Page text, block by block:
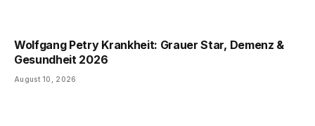
Wolfgang Petry Krankheit: Grauer Star, Demenz &
Gesundheit 2026
August 10, 2026